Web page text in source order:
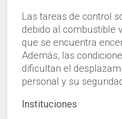
Las tareas de control
debido al combustible
que se encuentra
Además, las
dificultan el
personal y su
Instituciones